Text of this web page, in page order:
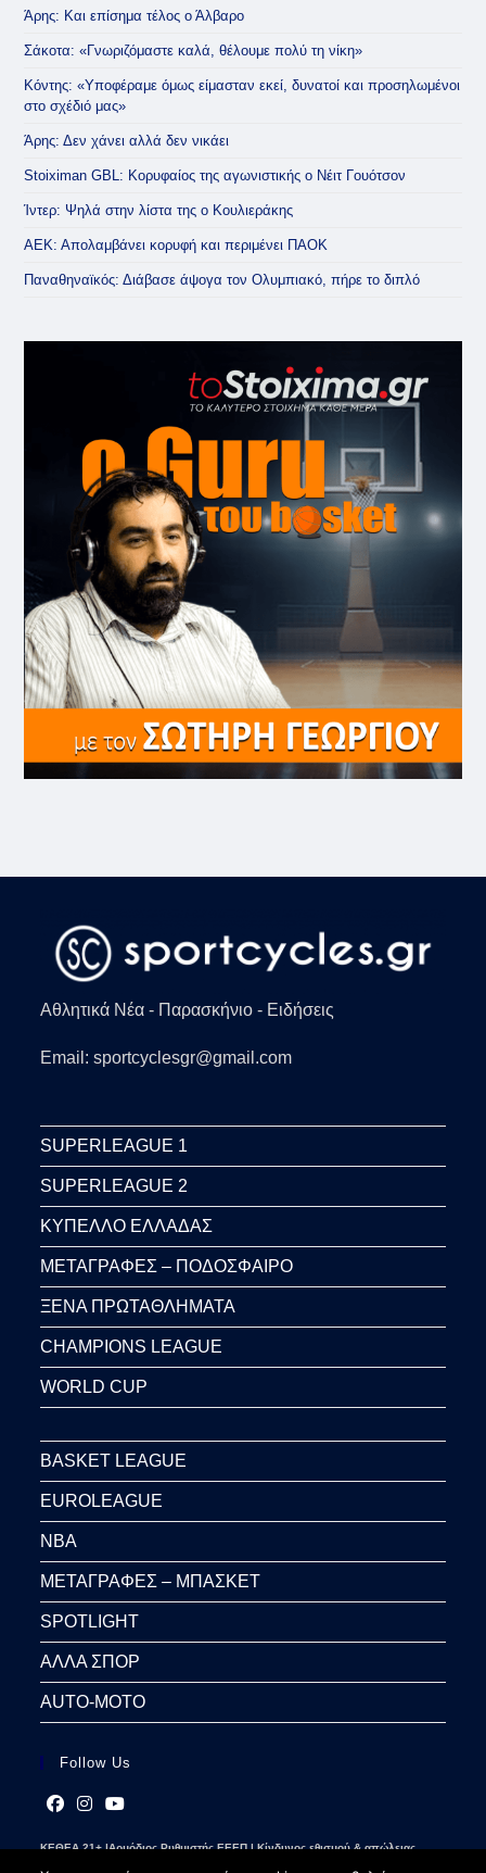
Άρης: Και επίσημα τέλος ο Άλβαρο
Σάκοτα: «Γνωριζόμαστε καλά, θέλουμε πολύ τη νίκη»
Κόντης: «Υποφέραμε όμως είμασταν εκεί, δυνατοί και προσηλωμένοι
στο σχέδιό μας»
Άρης: Δεν χάνει αλλά δεν νικάει
Stoiximan GBL: Κορυφαίος της αγωνιστικής ο Νέιτ Γουότσον
Ίντερ: Ψηλά στην λίστα της ο Κουλιεράκης
ΑΕΚ: Απολαμβάνει κορυφή και περιμένει ΠΑΟΚ
Παναθηναϊκός: Διάβασε άψογα τον Ολυμπιακό, πήρε το διπλό
Αθλητικά Νέα - Παρασκήνιο - Ειδήσεις
Email: sportcyclesgr@gmail.com
SUPERLEAGUE 1
SUPERLEAGUE 2
ΚΥΠΕΛΛΟ ΕΛΛΑΔΑΣ
ΜΕΤΑΓΡΑΦΕΣ – ΠΟΔΟΣΦΑΙΡΟ
ΞΕΝΑ ΠΡΩΤΑΘΛΗΜΑΤΑ
CHAMPIONS LEAGUE
WORLD CUP
BASKET LEAGUE
EUROLEAGUE
NBA
ΜΕΤΑΓΡΑΦΕΣ – ΜΠΑΣΚΕΤ
SPOTLIGHT
ΑΛΛΑ ΣΠΟΡ
AUTO-MOTO
Follow Us
in
in
in
ΚΕΘΕΑ 21+ |Αρμόδιος Ρυθμιστής ΕΕΕΠ | Κίνδυνος εθισμού & απώλειας